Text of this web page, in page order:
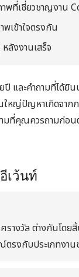
ภาพที่เชี่ยวชาญงาน
เข้าใจตรงกัน
ลังงานเสร็จ
ละคำถามที่ได้ยิน
หญ่ปัญหาเกิดจากก
ที่คุณควรถามก่อน
เว้นท์
างวัล ต่างกันโดย
รงกับประเภทงา